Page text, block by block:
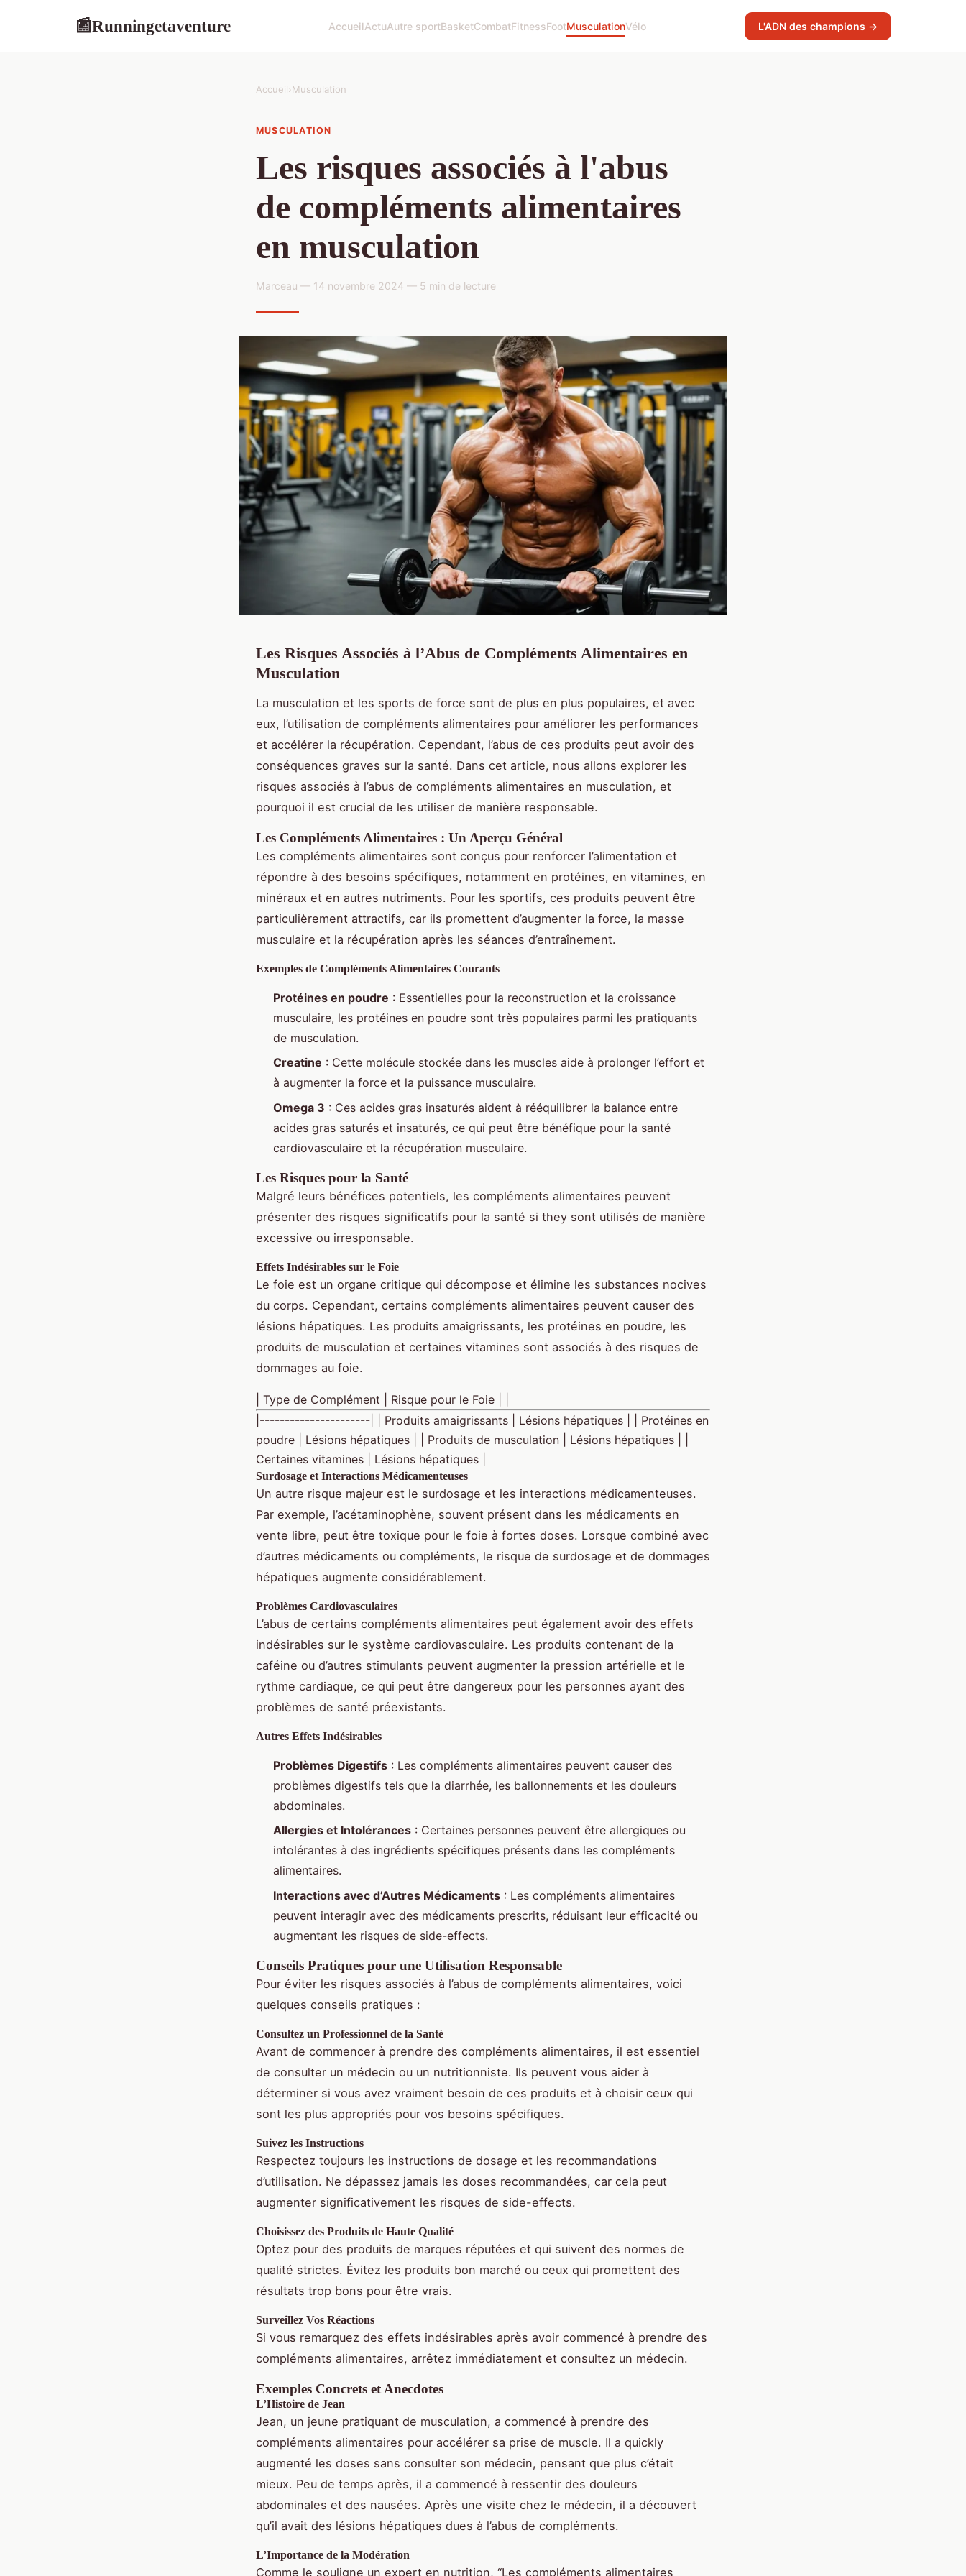
📰Runningetaventure AccueilActuAutre sportBasketCombatFitnessFootMusculationVélo L'ADN des champions →
Accueil›Musculation
MUSCULATION
Les risques associés à l'abus
de compléments alimentaires
en musculation
Marceau — 14 novembre 2024 — 5 min de lecture
Les Risques Associés à l’Abus de Compléments Alimentaires en
Musculation
La musculation et les sports de force sont de plus en plus populaires, et avec
eux, l’utilisation de compléments alimentaires pour améliorer les performances
et accélérer la récupération. Cependant, l’abus de ces produits peut avoir des
conséquences graves sur la santé. Dans cet article, nous allons explorer les
risques associés à l’abus de compléments alimentaires en musculation, et
pourquoi il est crucial de les utiliser de manière responsable.
Les Compléments Alimentaires : Un Aperçu Général
Les compléments alimentaires sont conçus pour renforcer l’alimentation et
répondre à des besoins spécifiques, notamment en protéines, en vitamines, en
minéraux et en autres nutriments. Pour les sportifs, ces produits peuvent être
particulièrement attractifs, car ils promettent d’augmenter la force, la masse
musculaire et la récupération après les séances d’entraînement.
Exemples de Compléments Alimentaires Courants
Protéines en poudre : Essentielles pour la reconstruction et la croissance
musculaire, les protéines en poudre sont très populaires parmi les pratiquants
de musculation.
Creatine : Cette molécule stockée dans les muscles aide à prolonger l’effort et
à augmenter la force et la puissance musculaire.
Omega 3 : Ces acides gras insaturés aident à rééquilibrer la balance entre
acides gras saturés et insaturés, ce qui peut être bénéfique pour la santé
cardiovasculaire et la récupération musculaire.
Les Risques pour la Santé
Malgré leurs bénéfices potentiels, les compléments alimentaires peuvent
présenter des risques significatifs pour la santé si they sont utilisés de manière
excessive ou irresponsable.
Effets Indésirables sur le Foie
Le foie est un organe critique qui décompose et élimine les substances nocives
du corps. Cependant, certains compléments alimentaires peuvent causer des
lésions hépatiques. Les produits amaigrissants, les protéines en poudre, les
produits de musculation et certaines vitamines sont associés à des risques de
dommages au foie.
| Type de Complément | Risque pour le Foie | |
|----------------------| | Produits amaigrissants | Lésions hépatiques | | Protéines en
poudre | Lésions hépatiques | | Produits de musculation | Lésions hépatiques | |
Certaines vitamines | Lésions hépatiques |
Surdosage et Interactions Médicamenteuses
Un autre risque majeur est le surdosage et les interactions médicamenteuses.
Par exemple, l’acétaminophène, souvent présent dans les médicaments en
vente libre, peut être toxique pour le foie à fortes doses. Lorsque combiné avec
d’autres médicaments ou compléments, le risque de surdosage et de dommages
hépatiques augmente considérablement.
Problèmes Cardiovasculaires
L’abus de certains compléments alimentaires peut également avoir des effets
indésirables sur le système cardiovasculaire. Les produits contenant de la
caféine ou d’autres stimulants peuvent augmenter la pression artérielle et le
rythme cardiaque, ce qui peut être dangereux pour les personnes ayant des
problèmes de santé préexistants.
Autres Effets Indésirables
Problèmes Digestifs : Les compléments alimentaires peuvent causer des
problèmes digestifs tels que la diarrhée, les ballonnements et les douleurs
abdominales.
Allergies et Intolérances : Certaines personnes peuvent être allergiques ou
intolérantes à des ingrédients spécifiques présents dans les compléments
alimentaires.
Interactions avec d’Autres Médicaments : Les compléments alimentaires
peuvent interagir avec des médicaments prescrits, réduisant leur efficacité ou
augmentant les risques de side-effects.
Conseils Pratiques pour une Utilisation Responsable
Pour éviter les risques associés à l’abus de compléments alimentaires, voici
quelques conseils pratiques :
Consultez un Professionnel de la Santé
Avant de commencer à prendre des compléments alimentaires, il est essentiel
de consulter un médecin ou un nutritionniste. Ils peuvent vous aider à
déterminer si vous avez vraiment besoin de ces produits et à choisir ceux qui
sont les plus appropriés pour vos besoins spécifiques.
Suivez les Instructions
Respectez toujours les instructions de dosage et les recommandations
d’utilisation. Ne dépassez jamais les doses recommandées, car cela peut
augmenter significativement les risques de side-effects.
Choisissez des Produits de Haute Qualité
Optez pour des produits de marques réputées et qui suivent des normes de
qualité strictes. Évitez les produits bon marché ou ceux qui promettent des
résultats trop bons pour être vrais.
Surveillez Vos Réactions
Si vous remarquez des effets indésirables après avoir commencé à prendre des
compléments alimentaires, arrêtez immédiatement et consultez un médecin.
Exemples Concrets et Anecdotes
L’Histoire de Jean
Jean, un jeune pratiquant de musculation, a commencé à prendre des
compléments alimentaires pour accélérer sa prise de muscle. Il a quickly
augmenté les doses sans consulter son médecin, pensant que plus c’était
mieux. Peu de temps après, il a commencé à ressentir des douleurs
abdominales et des nausées. Après une visite chez le médecin, il a découvert
qu’il avait des lésions hépatiques dues à l’abus de compléments.
L’Importance de la Modération
Comme le souligne un expert en nutrition, “Les compléments alimentaires